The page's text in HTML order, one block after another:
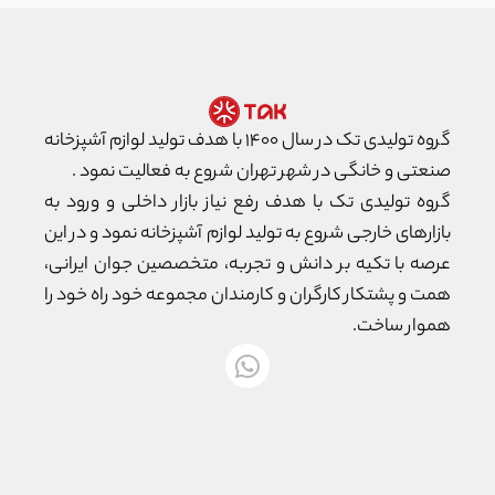
گروه تولیدی تک در سال ۱۴۰۰ با هدف تولید لوازم آشپزخانه
صنعتی و خانگی در شهر تهران شروع به فعالیت نمود .
گروه تولیدی تک با هدف رفع نیاز بازار داخلی و ورود به
بازارهای خارجی شروع به تولید لوازم آشپزخانه نمود و در این
عرصه با تکیه بر دانش و تجربه، متخصصین جوان ایرانی،
همت و پشتکار کارگران و کارمندان مجموعه خود راه خود را
هموار ساخت.